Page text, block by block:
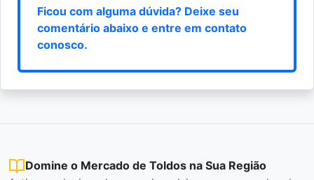
Ficou com alguma dúvida? Deixe seu
comentário abaixo e entre em contato
conosco.
Domine o Mercado de Toldos na Sua Região